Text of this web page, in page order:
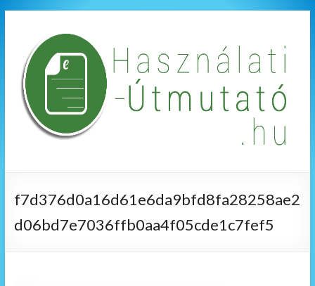
f7d376d0a16d61e6da9bfd8fa28258ae2
d06bd7e7036ffb0aa4f05cde1c7fef5